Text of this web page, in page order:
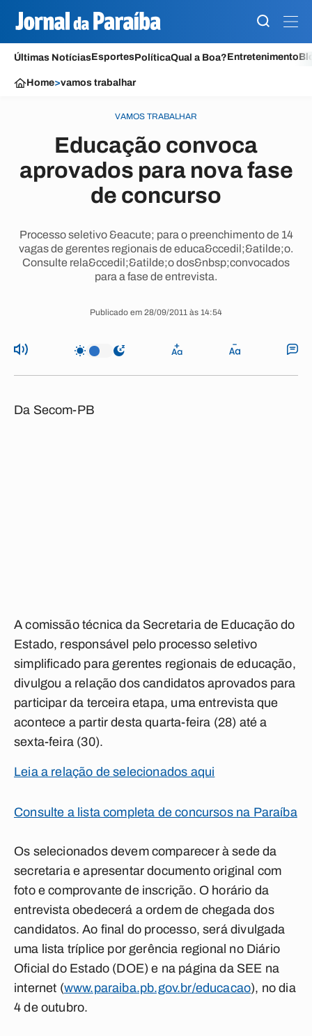
Últimas NotíciasEsportesPolíticaQual a Boa?Entretenimento
Home>vamos trabalhar
VAMOS TRABALHAR
Educação convoca
aprovados para nova fase
de concurso
Processo seletivo &eacute; para o preenchimento de 14
vagas de gerentes regionais de educa&ccedil;&atilde;o.
Consulte rela&ccedil;&atilde;o dos&nbsp;convocados
para a fase de entrevista.
Publicado em 28/09/2011 às 14:54
Da Secom-PB
A comissão técnica da Secretaria de Educação do
Estado, responsável pelo processo seletivo
simplificado para gerentes regionais de educação,
divulgou a relação dos candidatos aprovados para
participar da terceira etapa, uma entrevista que
acontece a partir desta quarta-feira (28) até a
sexta-feira (30).
Leia a relação de selecionados aqui
Consulte a lista completa de concursos na Paraíba
Os selecionados devem comparecer à sede da
secretaria e apresentar documento original com
foto e comprovante de inscrição. O horário da
entrevista obedecerá a ordem de chegada dos
candidatos. Ao final do processo, será divulgada
uma lista tríplice por gerência regional no Diário
Oficial do Estado (DOE) e na página da SEE na
internet (www.paraiba.pb.gov.br/educacao), no dia
4 de outubro.